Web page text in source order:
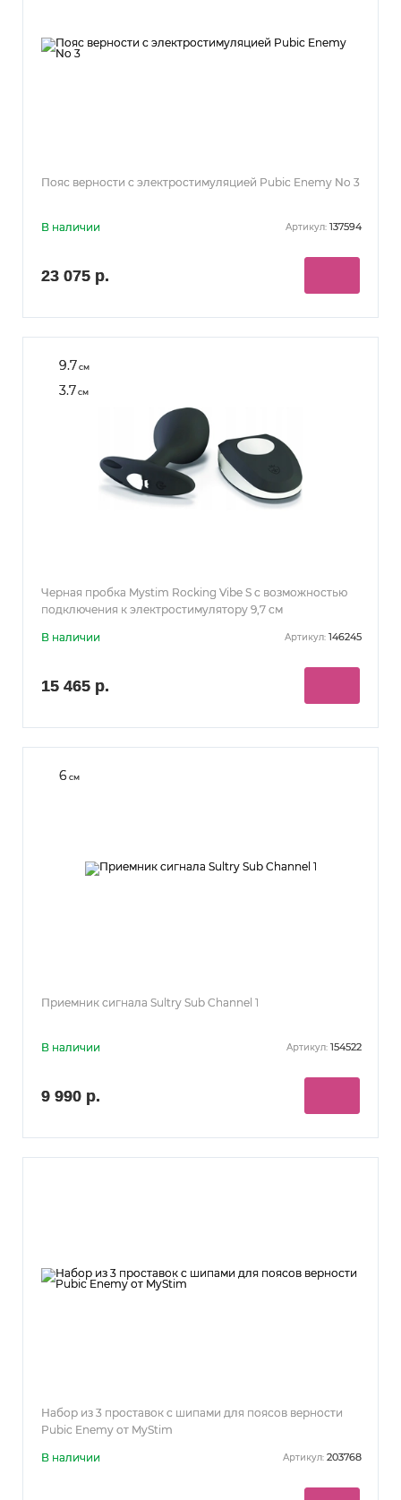
Пояс верности с электростимуляцией Pubic Enemy No 3
В наличии Артикул: 137594
23 075 р.
9.7см
3.7см
Черная пробка Mystim Rocking Vibe S с возможностью
подключения к электростимулятору 9,7 см
В наличии Артикул: 146245
15 465 р.
6 см
Приемник сигнала Sultry Sub Channel 1
В наличии Артикул: 154522
9 990 р.
Набор из 3 проставок с шипами для поясов верности
Pubic Enemy от MyStim
В наличии Артикул: 203768